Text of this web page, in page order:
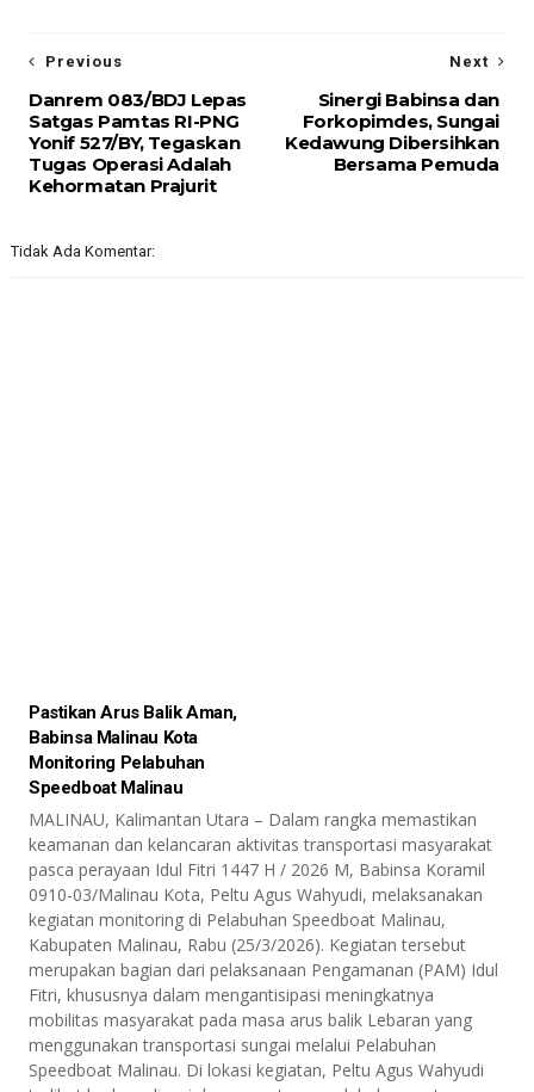
Next
Sinergi Babinsa dan
Forkopimdes, Sungai
Kedawung Dibersihkan
Bersama Pemuda
Previous
Danrem 083/BDJ Lepas
Satgas Pamtas RI-PNG
Yonif 527/BY, Tegaskan
Tugas Operasi Adalah
Kehormatan Prajurit
Tidak Ada Komentar:
Pastikan Arus Balik Aman,
Babinsa Malinau Kota
Monitoring Pelabuhan
Speedboat Malinau
MALINAU, Kalimantan Utara – Dalam rangka memastikan
keamanan dan kelancaran aktivitas transportasi masyarakat
pasca perayaan Idul Fitri 1447 H / 2026 M, Babinsa Koramil
0910-03/Malinau Kota, Peltu Agus Wahyudi, melaksanakan
kegiatan monitoring di Pelabuhan Speedboat Malinau,
Kabupaten Malinau, Rabu (25/3/2026). Kegiatan tersebut
merupakan bagian dari pelaksanaan Pengamanan (PAM) Idul
Fitri, khususnya dalam mengantisipasi meningkatnya
mobilitas masyarakat pada masa arus balik Lebaran yang
menggunakan transportasi sungai melalui Pelabuhan
Speedboat Malinau. Di lokasi kegiatan, Peltu Agus Wahyudi